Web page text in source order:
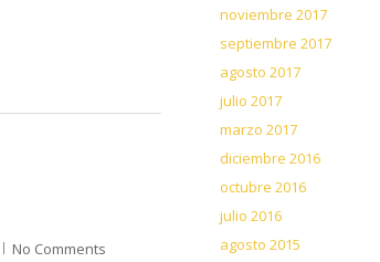
No Comments
noviembre 2017
septiembre 2017
agosto 2017
julio 2017
marzo 2017
diciembre 2016
octubre 2016
julio 2016
agosto 2015